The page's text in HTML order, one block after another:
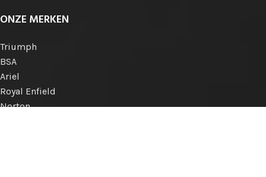
ONZE MERKEN
Triumph
BSA
Ariel
Royal Enfield
Norton